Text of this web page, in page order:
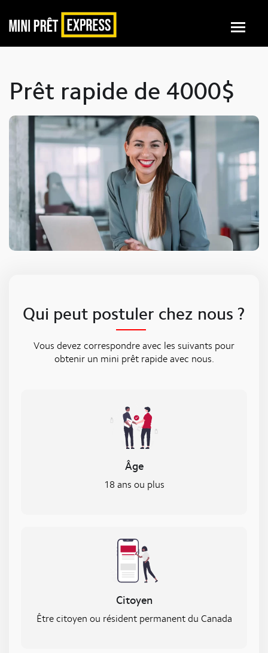
Prêt rapide de 4000$
Qui peut postuler chez nous ?
Vous devez correspondre avec les suivants pour
obtenir un mini prêt rapide avec nous.
Âge
18 ans ou plus
Citoyen
Être citoyen ou résident permanent du Canada